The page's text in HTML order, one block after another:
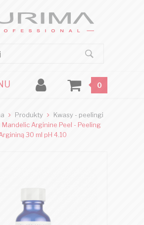
0
Produkty
Kwasy - peelingi
Mandelic Arginine Peel - Peeling
30 ml pH 4.10